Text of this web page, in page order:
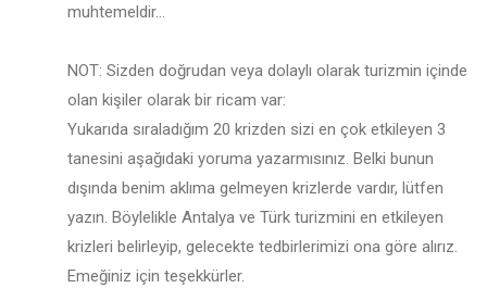
muhtemeldir…
NOT: Sizden doğrudan veya dolaylı olarak turizmin içinde
olan kişiler olarak bir ricam var:
Yukarıda sıraladığım 20 krizden sizi en çok etkileyen 3
tanesini aşağıdaki yoruma yazarmısınız. Belki bunun
dışında benim aklıma gelmeyen krizlerde vardır, lütfen
yazın. Böylelikle Antalya ve Türk turizmini en etkileyen
krizleri belirleyip, gelecekte tedbirlerimizi ona göre alırız.
Emeğiniz için teşekkürler.